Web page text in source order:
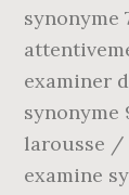
synonyme
examiner
larousse /
examine